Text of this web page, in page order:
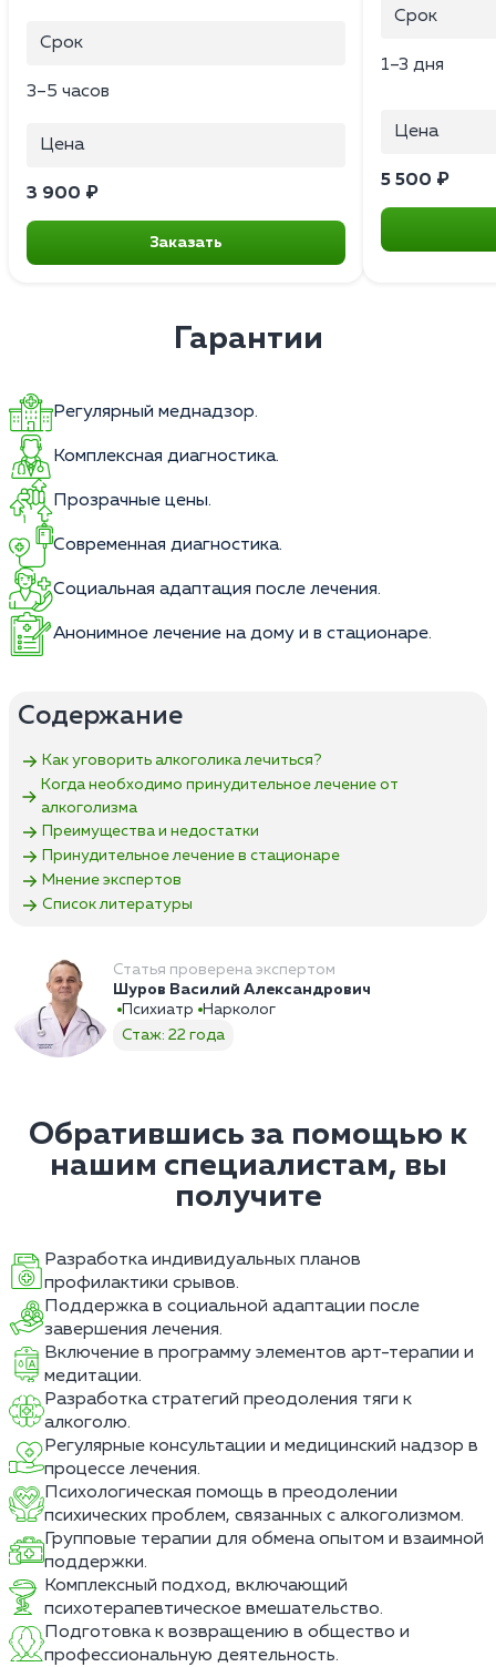
Срок
3–5 часов
Цена
3 900 ₽
Заказать
Срок
1–3 дня
Цена
5 500 ₽
Гарантии
Регулярный меднадзор.
Комплексная диагностика.
Прозрачные цены.
Современная диагностика.
Социальная адаптация после лечения.
Анонимное лечение на дому и в стационаре.
Содержание
Как уговорить алкоголика лечиться?
Когда необходимо принудительное лечение от
алкоголизма
Преимущества и недостатки
Принудительное лечение в стационаре
Мнение экспертов
Список литературы
Статья проверена экспертом
Шуров Василий Александрович
Психиатр
Нарколог
Стаж: 22 года
Обратившись за помощью к
нашим специалистам, вы
получите
Разработка индивидуальных планов
профилактики срывов.
Поддержка в социальной адаптации после
завершения лечения.
Включение в программу элементов арт-терапии и
медитации.
Разработка стратегий преодоления тяги к
алкоголю.
Регулярные консультации и медицинский надзор в
процессе лечения.
Психологическая помощь в преодолении
психических проблем, связанных с алкоголизмом.
Групповые терапии для обмена опытом и взаимной
поддержки.
Комплексный подход, включающий
психотерапевтическое вмешательство.
Подготовка к возвращению в общество и
профессиональную деятельность.